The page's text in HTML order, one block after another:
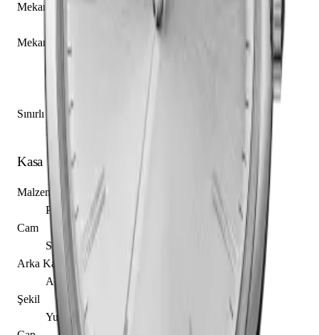
Mekanizma Adı
Mekanizma Açıklaması
Sınırlı Üretim
Hayır
Kasa
Malzeme
Paslanmaz Çelik
Cam
Safir
Arka Kapak
Açık
Şekil
Yuvarlak